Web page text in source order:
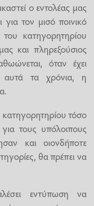
ο εντολέας μας
τον μισό ποινικό
κατηγορητηρίου
και πληρεξούσιος
όταν έχει
αυτά τα χρόνια, η
τόσο
τους υπόλοιπους
και οιονδήποτε
θα πρέπει να
εντύπωση να